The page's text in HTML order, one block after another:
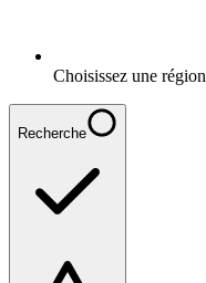
Choisissez une région
Recherche